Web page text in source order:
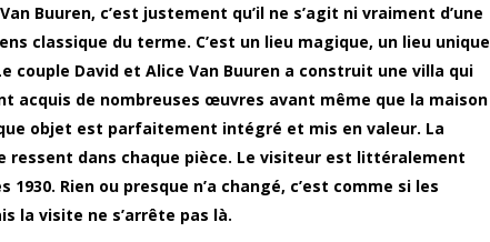
Buuren, c’est justement qu’il ne s’agit ni vraiment d’une
classique du terme. C’est un lieu magique, un lieu unique
couple David et Alice Van Buuren a construit une villa qui
acquis de nombreuses œuvres avant même que la maison
objet est parfaitement intégré et mis en valeur. La
ressent dans chaque pièce. Le visiteur est littéralement
Rien ou presque n’a changé, c’est comme si les
la visite ne s’arrête pas là.